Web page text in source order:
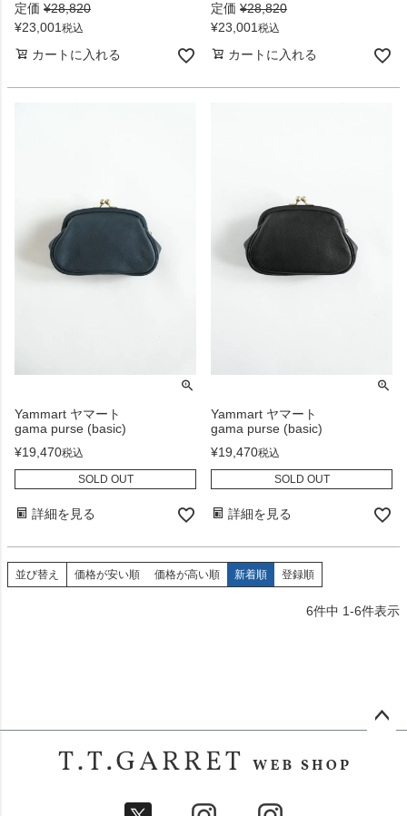
定価 ¥28,820
¥23,001 税込
カートに入れる
定価 ¥28,820
¥23,001 税込
カートに入れる
Yammart ヤマート
gama purse (basic)
¥19,470税込
SOLD OUT
詳細を見る
Yammart ヤマート
gama purse (basic)
¥19,470税込
SOLD OUT
詳細を見る
並び替え 価格が安い順 価格が高い順 新着順 登録順
6件中 1-6件表示